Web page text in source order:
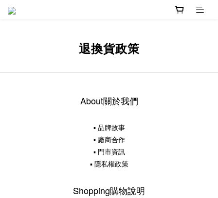
退換貨政策
About關於我們
▪ 品牌故事
▪ 廠商合作
▪ 門市資訊
▪ 隱私權政策
Shopping購物說明